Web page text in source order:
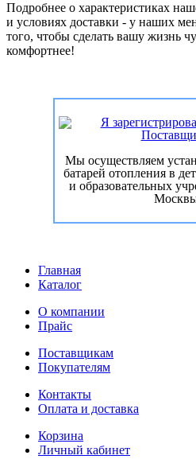
Подробнее о характеристиках
и условиях доставки - у наших
того, чтобы сделать вашу жизнь
комфортнее!
Мы осуществляем
батарей отопления в
и образовательных
Главная
Каталог
О компании
Прайс
Поставщикам
Покупателям
Контакты
Оплата и доставка
Корзина
Личный кабинет